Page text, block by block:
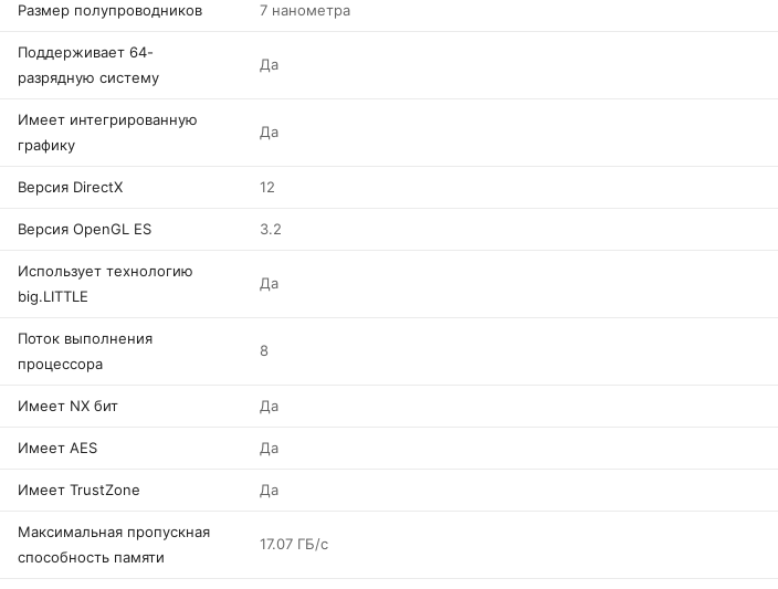
Размер полупроводников 7 нанометра
Поддерживает 64-
разрядную систему
Да
Имеет интегрированную
графику
Да
Версия DirectX 12
Версия OpenGL ES 3.2
Использует технологию
big.LITTLE
Да
Поток выполнения
процессора
8
Имеет NX бит Да
Имеет AES Да
Имеет TrustZone Да
Максимальная пропускная
способность памяти
17.07 ГБ/с